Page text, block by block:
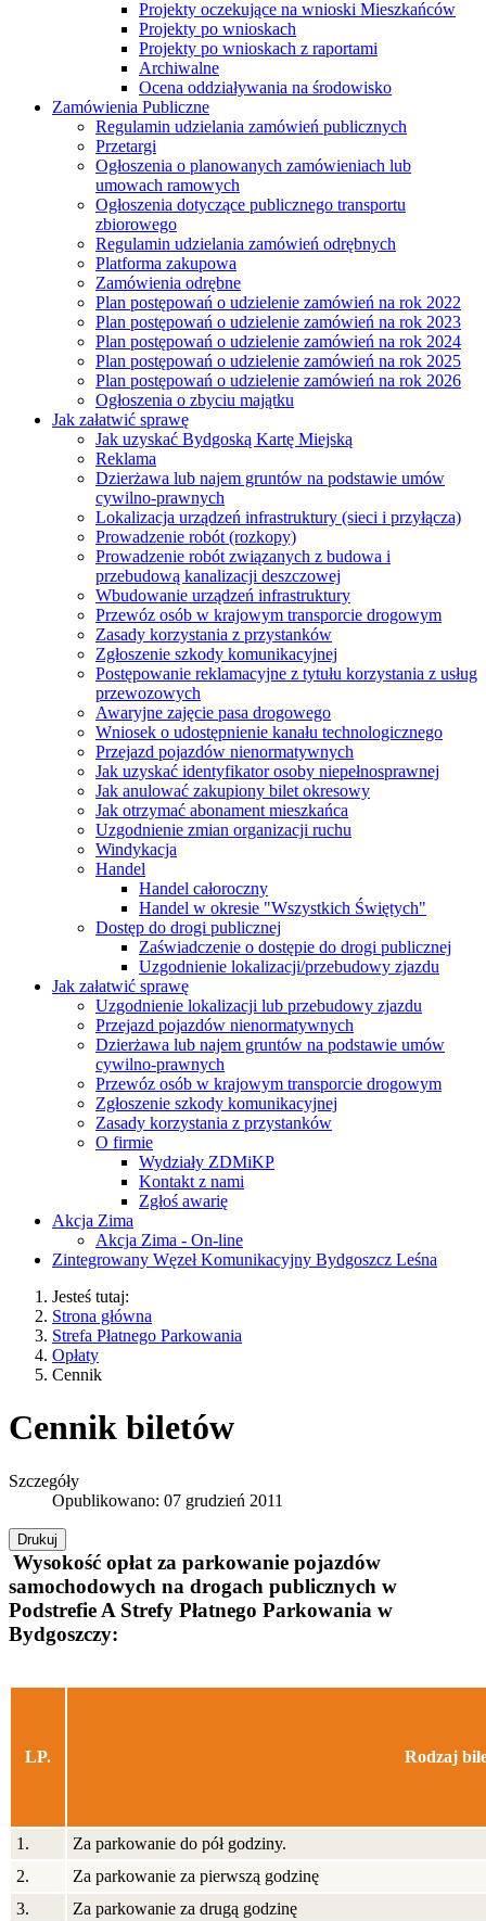
Projekty oczekujące na wnioski Mieszkańców
Projekty po wnioskach
Projekty po wnioskach z raportami
Archiwalne
Ocena oddziaływania na środowisko
Zamówienia Publiczne
Regulamin udzielania zamówień publicznych
Przetargi
Ogłoszenia o planowanych zamówieniach lub
umowach ramowych
Ogłoszenia dotyczące publicznego transportu
zbiorowego
Regulamin udzielania zamówień odrębnych
Platforma zakupowa
Zamówienia odrębne
Plan postępowań o udzielenie zamówień na rok 2022
Plan postępowań o udzielenie zamówień na rok 2023
Plan postępowań o udzielenie zamówień na rok 2024
Plan postępowań o udzielenie zamówień na rok 2025
Plan postępowań o udzielenie zamówień na rok 2026
Ogłoszenia o zbyciu majątku
Jak załatwić sprawę
Jak uzyskać Bydgoską Kartę Miejską
Reklama
Dzierżawa lub najem gruntów na podstawie umów
cywilno-prawnych
Lokalizacja urządzeń infrastruktury (sieci i przyłącza)
Prowadzenie robót (rozkopy)
Prowadzenie robót związanych z budowa i
przebudową kanalizacji deszczowej
Wbudowanie urządzeń infrastruktury
Przewóz osób w krajowym transporcie drogowym
Zasady korzystania z przystanków
Zgłoszenie szkody komunikacyjnej
Postępowanie reklamacyjne z tytułu korzystania z usług
przewozowych
Awaryjne zajęcie pasa drogowego
Wniosek o udostępnienie kanału technologicznego
Przejazd pojazdów nienormatywnych
Jak uzyskać identyfikator osoby niepełnosprawnej
Jak anulować zakupiony bilet okresowy
Jak otrzymać abonament mieszkańca
Uzgodnienie zmian organizacji ruchu
Windykacja
Handel
Handel całoroczny
Handel w okresie "Wszystkich Świętych"
Dostęp do drogi publicznej
Zaświadczenie o dostępie do drogi publicznej
Uzgodnienie lokalizacji/przebudowy zjazdu
Jak załatwić sprawę
Uzgodnienie lokalizacji lub przebudowy zjazdu
Przejazd pojazdów nienormatywnych
Dzierżawa lub najem gruntów na podstawie umów
cywilno-prawnych
Przewóz osób w krajowym transporcie drogowym
Zgłoszenie szkody komunikacyjnej
Zasady korzystania z przystanków
O firmie
Wydziały ZDMiKP
Kontakt z nami
Zgłoś awarię
Akcja Zima
Akcja Zima - On-line
Zintegrowany Węzeł Komunikacyjny Bydgoszcz Leśna
Jesteś tutaj:
Strona główna
Strefa Płatnego Parkowania
Opłaty
Cennik
Cennik biletów
Szczegóły
Opublikowano: 07 grudzień 2011
Drukuj
Wysokość opłat za parkowanie pojazdów
samochodowych na drogach publicznych w
Podstrefie A Strefy Płatnego Parkowania w
Bydgoszczy:
LP. Rodzaj
1.
Za parkowanie do pół godziny.
2.
Za parkowanie za pierwszą godzinę
3.
Za parkowanie za drugą godzinę